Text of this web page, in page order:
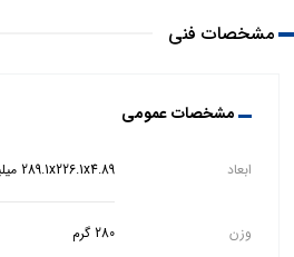
مشخصات فنی
مشخصات عمومی
ابعاد 289.1x226.1x4.89 میلیمتر
وزن 280 گرم